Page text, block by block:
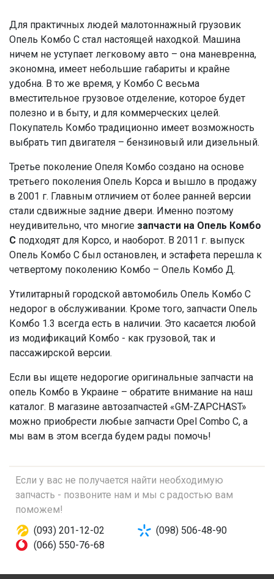
Для практичных людей малотоннажный грузовик
Опель Комбо С стал настоящей находкой. Машина
ничем не уступает легковому авто – она маневренна,
экономна, имеет небольшие габариты и крайне
удобна. В то же время, у Комбо С весьма
вместительное грузовое отделение, которое будет
полезно и в быту, и для коммерческих целей.
Покупатель Комбо традиционно имеет возможность
выбрать тип двигателя – бензиновый или дизельный.
Третье поколение Опеля Комбо создано на основе
третьего поколения Опель Корса и вышло в продажу
в 2001 г. Главным отличием от более ранней версии
стали сдвижные задние двери. Именно поэтому
неудивительно, что многие запчасти на Опель Комбо
С подходят для Корсо, и наоборот. В 2011 г. выпуск
Опель Комбо С был остановлен, и эстафета перешла к
четвертому поколению Комбо – Опель Комбо Д.
Утилитарный городской автомобиль Опель Комбо С
недорог в обслуживании. Кроме того, запчасти Опель
Комбо 1.3 всегда есть в наличии. Это касается любой
из модификаций Комбо - как грузовой, так и
пассажирской версии.
Если вы ищете недорогие оригинальные запчасти на
опель Комбо в Украине – обратите внимание на наш
каталог. В магазине автозапчастей «GM-ZAPCHAST»
можно приобрести любые запчасти Opel Combo C, а
мы вам в этом всегда будем рады помочь!
Если у вас не получается найти необходимую
запчасть - позвоните нам и мы с радостью вам
поможем!
(093) 201-12-02
(098) 506-48-90
(066) 550-76-68